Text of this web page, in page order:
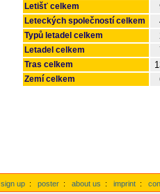
Letišť celkem
Leteckých společností celkem
Typů letadel celkem
Letadel celkem
Tras celkem
Zemí celkem
sign up : poster : about us : imprint :